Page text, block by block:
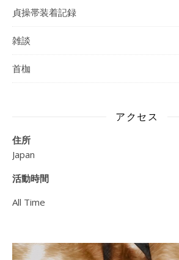
貞操帯装着記録
雑談
首枷
アクセス
住所
Japan
活動時間
All Time